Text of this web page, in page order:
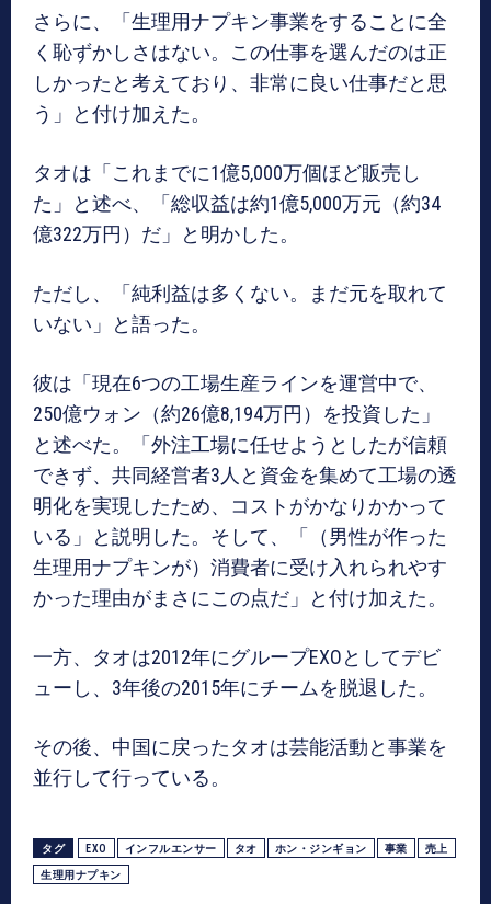
さらに、「生理用ナプキン事業をすることに全
く恥ずかしさはない。この仕事を選んだのは正
しかったと考えており、非常に良い仕事だと思
う」と付け加えた。
タオは「これまでに1億5,000万個ほど販売し
た」と述べ、「総収益は約1億5,000万元（約34
億322万円）だ」と明かした。
ただし、「純利益は多くない。まだ元を取れて
いない」と語った。
彼は「現在6つの工場生産ラインを運営中で、
250億ウォン（約26億8,194万円）を投資した」
と述べた。「外注工場に任せようとしたが信頼
できず、共同経営者3人と資金を集めて工場の透
明化を実現したため、コストがかなりかかって
いる」と説明した。そして、「（男性が作った
生理用ナプキンが）消費者に受け入れられやす
かった理由がまさにこの点だ」と付け加えた。
一方、タオは2012年にグループEXOとしてデビ
ューし、3年後の2015年にチームを脱退した。
その後、中国に戻ったタオは芸能活動と事業を
並行して行っている。
タグ EXO インフルエンサー タオ ホン・ジンギョン 事業 売上
生理用ナプキン